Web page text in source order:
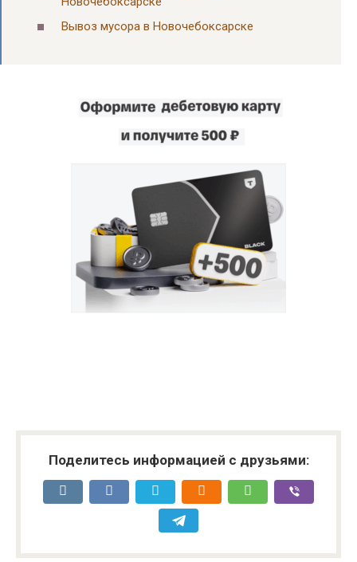
Вывоз мусора в Новочебоксарске
Поделитесь информацией с друзьями: